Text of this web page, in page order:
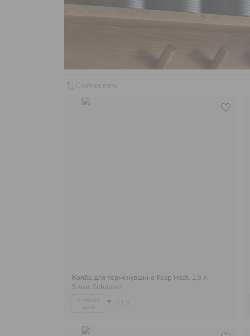
sync_alt Сортировать
₸ -11%
Колба для термокувшина Keep Heat, 1,5 л
Smart Solutions